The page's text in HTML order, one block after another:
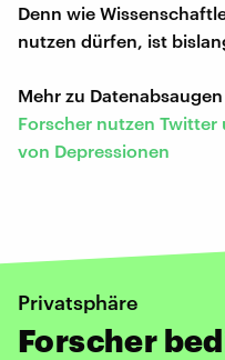
Denn wie
nutzen dürfen, ist
Mehr zu
Forscher nutzen
von Depressionen
Privatsphäre
Forscher